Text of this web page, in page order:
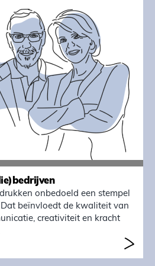
onbedoeld een stempel
beïnvloedt de kwaliteit van
creativiteit en kracht